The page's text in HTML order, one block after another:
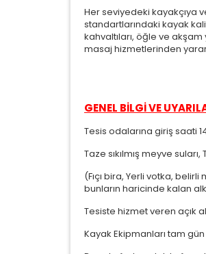
Her seviyedeki kayakçıya
standartlarındaki kayak
kahvaltıları, öğle ve
masaj hizmetlerinden
GENEL BİLGİ VE
Tesis odalarına giriş saati
Taze sıkılmış meyve
(Fıçı bira, Yerli votka,
bunların haricinde kalan
Tesiste hizmet veren açık
Kayak Ekipmanları tam